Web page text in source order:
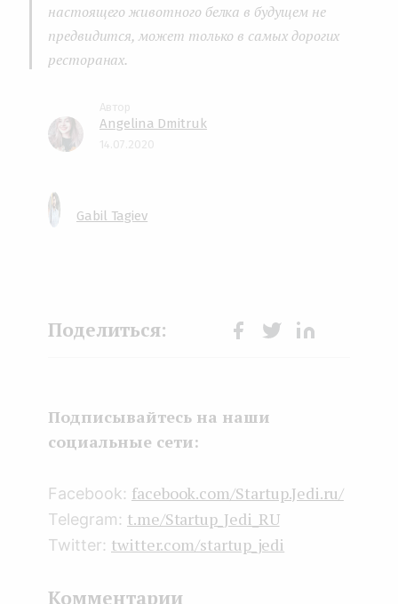
настоящего животного белка в будущем не
предвидится, может только в самых дорогих
ресторанах.
Angelina Dmitruk
14.07.2020
Gabil Tagiev
k
Подписывайтесь на наши
социальные сети:
Facebook: facebook.com/Startup.Jedi.ru/
Telegram: t.me/Startup_Jedi_RU
Twitter: twitter.com/startup_jedi
Комментарии